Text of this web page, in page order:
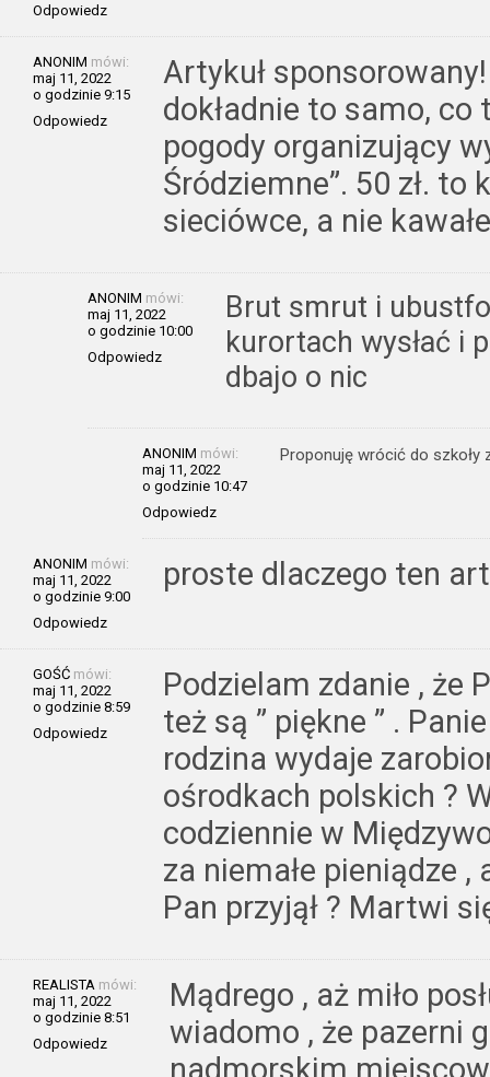
Odpowiedz
ANONIM mówi:
maj 11, 2022
o godzinie 9:15
Odpowiedz
Artykuł
dokładnie to samo, co
pogody organizujący
Śródziemne”. 50 zł. to
sieciówce, a nie
ANONIM mówi:
maj 11, 2022
o godzinie 10:00
Odpowiedz
Brut smrut i
kurortach wysłać i
dbajo o nic
ANONIM mówi:
maj 11, 2022
o godzinie 10:47
Odpowiedz
Proponuję wrócić do szkoły
ANONIM mówi:
maj 11, 2022
o godzinie 9:00
Odpowiedz
proste dlaczego ten
GOŚĆ mówi:
maj 11, 2022
o godzinie 8:59
Odpowiedz
Podzielam zdanie , że
też są ” piękne ” .
rodzina wydaje
ośrodkach polskich ?
codziennie w
za niemałe pieniądze
Pan przyjął ? Martwi
REALISTA mówi:
maj 11, 2022
o godzinie 8:51
Odpowiedz
Mądrego , aż miło
wiadomo , że pazerni
nadmorskim